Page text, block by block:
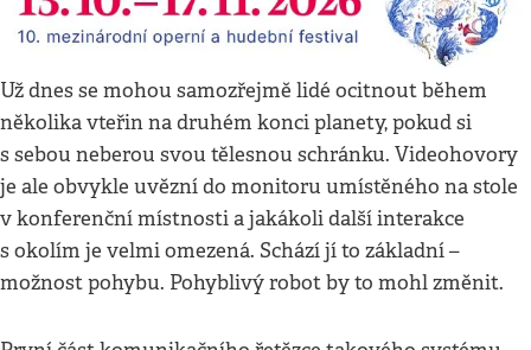
Už dnes se mohou samozřejmě lidé ocitnout během
několika vteřin na druhém konci planety, pokud si
s sebou neberou svou tělesnou schránku. Videohovory
je ale obvykle uvězní do monitoru umístěného na stole
v konferenční místnosti a jakákoli další interakce
s okolím je velmi omezená. Schází jí to základní –
možnost pohybu. Pohyblivý robot by to mohl změnit.